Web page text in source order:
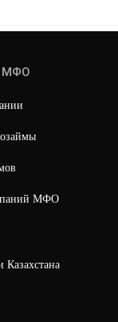
МФО
МФО
Казахстана